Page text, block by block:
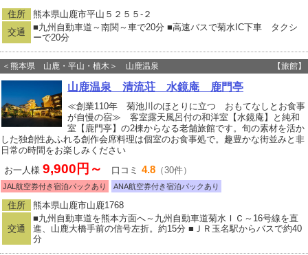
住所
熊本県山鹿市平山５２５５‐２
交通
■九州自動車道～南関～車で20分 ■高速バスで菊水IC下車 タクシ
ーで20分
＜熊本県 山鹿・平山・植木＞ 山鹿温泉 【旅館】
山鹿温泉 清流荘 水鏡庵 鹿門亭
≪創業110年 菊池川のほとりに立つ おもてなしとお食事
が自慢の宿≫ 客室露天風呂付の和洋室【水鏡庵】と純和
室【鹿門亭】の2棟からなる老舗旅館です。旬の素材を活か
した独創性あふれる創作会席料理は個室のお食事処で。趣豊かな街並みと非
日常の時間をお楽しみください
お一人様 9,900円～ 口コミ 4.8 （30件）
JAL航空券付き宿泊パックあり ANA航空券付き宿泊パックあり
住所 熊本県山鹿市山鹿1768
交通
■九州自動車道を熊本方面へ～九州自動車道菊水ＩＣ～16号線を直
進、山鹿大橋手前の信号左折。約15分 ■ＪＲ玉名駅からバスで約40
分